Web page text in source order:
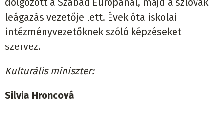
leágazás vezetője lett. Évek óta iskolai
intézményvezetőknek szóló képzéseket
szervez.
Kulturális miniszter:
Silvia Hroncová